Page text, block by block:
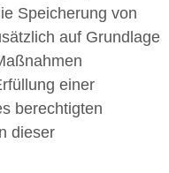
Speicherung von
auf Grundlage
einer
berechtigten
dieser